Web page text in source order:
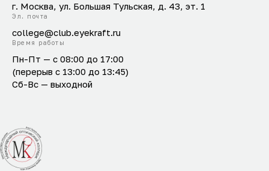
г. Москва, ул. Большая Тульская, д. 43, эт. 1
Эл. почта
college@club.eyekraft.ru
Время работы
Пн-Пт — с 08:00 до 17:00
(перерыв с 13:00 до 13:45)
Сб-Вс — выходной